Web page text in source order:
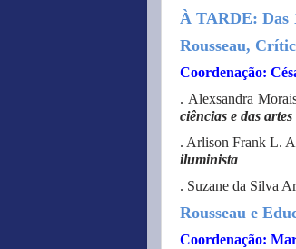
À TARDE: Das
Rousseau,
Coordenação:
. Alexsandra
ciências e das
. Arlison Frank L.
iluminista
. Suzane da Silva
Rousseau e
Coordenação: